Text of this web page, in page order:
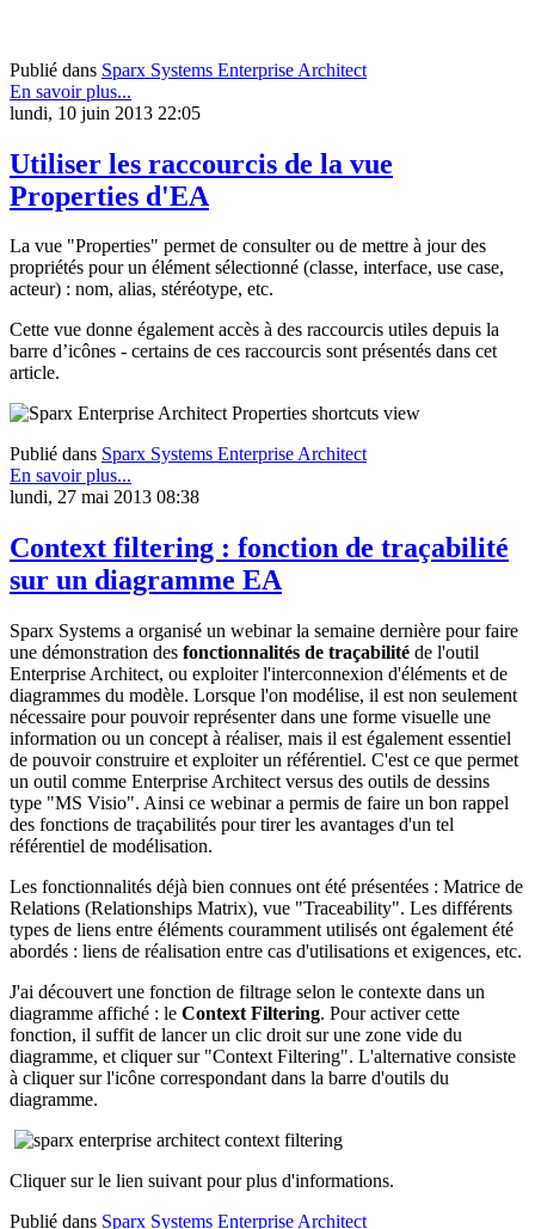
Publié dans Sparx Systems Enterprise Architect
En savoir plus...
lundi, 10 juin 2013 22:05
Utiliser les raccourcis de la vue
Properties d'EA
La vue "Properties" permet de consulter ou de mettre à jour des
propriétés pour un élément sélectionné (classe, interface, use case,
acteur) : nom, alias, stéréotype, etc.
Cette vue donne également accès à des raccourcis utiles depuis la
barre d’icônes - certains de ces raccourcis sont présentés dans cet
article.
Publié dans Sparx Systems Enterprise Architect
En savoir plus...
lundi, 27 mai 2013 08:38
Context filtering : fonction de traçabilité
sur un diagramme EA
Sparx Systems a organisé un webinar la semaine dernière pour faire
une démonstration des fonctionnalités de traçabilité de l'outil
Enterprise Architect, ou exploiter l'interconnexion d'éléments et de
diagrammes du modèle. Lorsque l'on modélise, il est non seulement
nécessaire pour pouvoir représenter dans une forme visuelle une
information ou un concept à réaliser, mais il est également essentiel
de pouvoir construire et exploiter un référentiel. C'est ce que permet
un outil comme Enterprise Architect versus des outils de dessins
type "MS Visio". Ainsi ce webinar a permis de faire un bon rappel
des fonctions de traçabilités pour tirer les avantages d'un tel
référentiel de modélisation.
Les fonctionnalités déjà bien connues ont été présentées : Matrice de
Relations (Relationships Matrix), vue "Traceability". Les différents
types de liens entre éléments couramment utilisés ont également été
abordés : liens de réalisation entre cas d'utilisations et exigences, etc.
J'ai découvert une fonction de filtrage selon le contexte dans un
diagramme affiché : le Context Filtering. Pour activer cette
fonction, il suffit de lancer un clic droit sur une zone vide du
diagramme, et cliquer sur "Context Filtering". L'alternative consiste
à cliquer sur l'icône correspondant dans la barre d'outils du
diagramme.
Cliquer sur le lien suivant pour plus d'informations.
Publié dans Sparx Systems Enterprise Architect